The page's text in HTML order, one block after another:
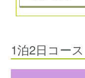
1泊2日コース